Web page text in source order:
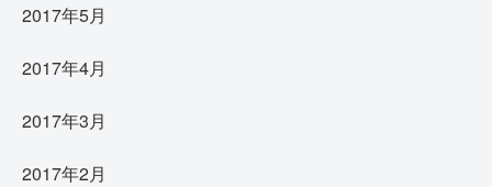
2017年5月
2017年4月
2017年3月
2017年2月